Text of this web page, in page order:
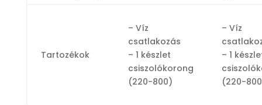
Tartozékok
– Víz
csatlakozás
– 1 készlet
csiszolókorong
(220-800)
– Víz
– 1
(220-